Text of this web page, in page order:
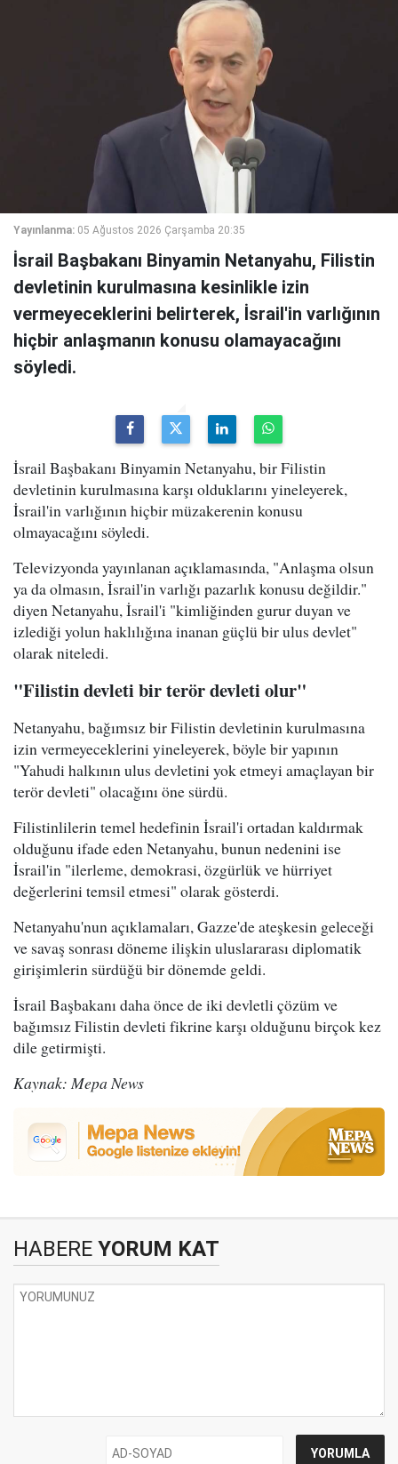
Yayınlanma: 05 Ağustos 2026 Çarşamba 20:35
İsrail Başbakanı Binyamin Netanyahu, Filistin
devletinin kurulmasına kesinlikle izin
vermeyeceklerini belirterek, İsrail'in varlığının
hiçbir anlaşmanın konusu olamayacağını
söyledi.
İsrail Başbakanı Binyamin Netanyahu, bir Filistin
devletinin kurulmasına karşı olduklarını yineleyerek,
İsrail'in varlığının hiçbir müzakerenin konusu
olmayacağını söyledi.
Televizyonda yayınlanan açıklamasında, "Anlaşma olsun
ya da olmasın, İsrail'in varlığı pazarlık konusu değildir."
diyen Netanyahu, İsrail'i "kimliğinden gurur duyan ve
izlediği yolun haklılığına inanan güçlü bir ulus devlet"
olarak niteledi.
"Filistin devleti bir terör devleti olur"
Netanyahu, bağımsız bir Filistin devletinin kurulmasına
izin vermeyeceklerini yineleyerek, böyle bir yapının
"Yahudi halkının ulus devletini yok etmeyi amaçlayan bir
terör devleti" olacağını öne sürdü.
Filistinlilerin temel hedefinin İsrail'i ortadan kaldırmak
olduğunu ifade eden Netanyahu, bunun nedenini ise
İsrail'in "ilerleme, demokrasi, özgürlük ve hürriyet
değerlerini temsil etmesi" olarak gösterdi.
Netanyahu'nun açıklamaları, Gazze'de ateşkesin geleceği
ve savaş sonrası döneme ilişkin uluslararası diplomatik
girişimlerin sürdüğü bir dönemde geldi.
İsrail Başbakanı daha önce de iki devletli çözüm ve
bağımsız Filistin devleti fikrine karşı olduğunu birçok kez
dile getirmişti.
Kaynak: Mepa News
HABERE YORUM KAT